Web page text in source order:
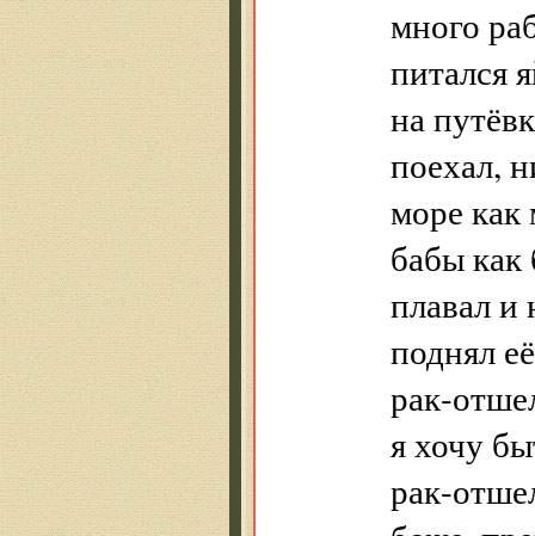
много
питался
на
поехал,
море
бабы как
плавал и
поднял
рак-
я хочу
рак-